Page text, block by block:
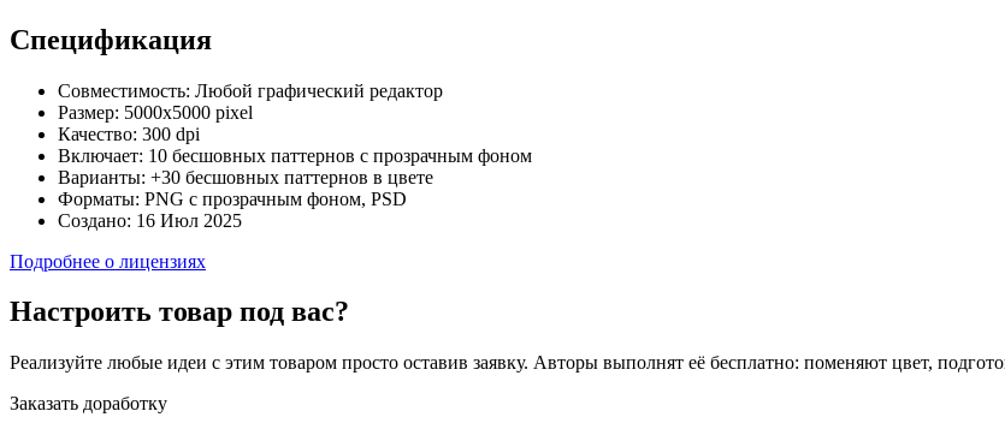
Спецификация
Совместимость: Любой графический редактор
Размер: 5000х5000 pixel
Качество: 300 dpi
Включает: 10 бесшовных паттернов с прозрачным фоном
Варианты: +30 бесшовных паттернов в цвете
Форматы: PNG с прозрачным фоном, PSD
Создано: 16 Июл 2025
Подробнее о лицензиях
Настроить товар под вас?
Реализуйте любые идеи с этим товаром просто оставив заявку. Авторы выполнят её бесплатно: поменяют цвет,
Заказать доработку